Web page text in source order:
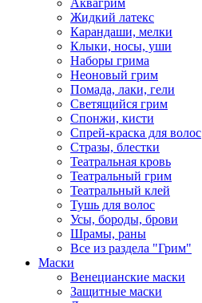
Аквагрим
Жидкий латекс
Карандаши, мелки
Клыки, носы, уши
Наборы грима
Неоновый грим
Помада, лаки, гели
Светящийся грим
Спонжи, кисти
Спрей-краска для волос
Стразы, блестки
Театральная кровь
Театральный грим
Театральный клей
Тушь для волос
Усы, бороды, брови
Шрамы, раны
Все из раздела "Грим"
Маски
Венецианские маски
Защитные маски